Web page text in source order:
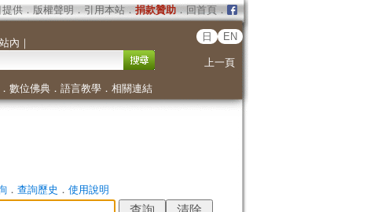
提供． 版權聲明 ． 引用本站． 捐款贊助．回首頁．
站內 ｜
日 EN
上一頁
． 數位佛典． 語言教學． 相關連結
． 查詢歷史 ． 使用說明